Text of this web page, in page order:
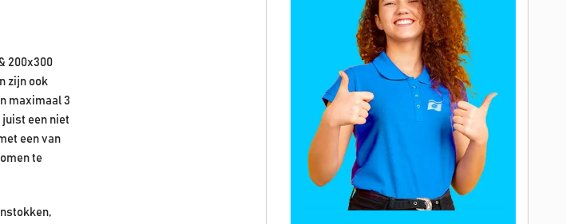
200x300
zijn ook
maximaal 3
een niet
een van
te